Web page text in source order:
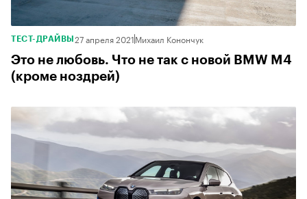
ТЕСТ-ДРАЙВЫ 27 апреля 2021Михаил Конончук
Это не любовь. Что не так с новой BMW M4
(кроме ноздрей)